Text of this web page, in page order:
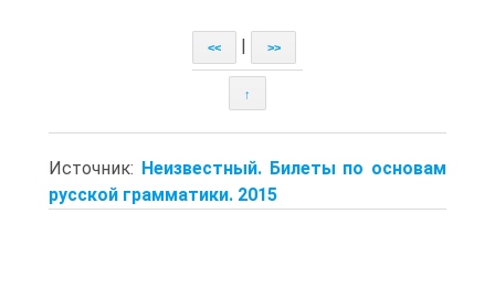
<< >>
↑
Источник: Неизвестный. Билеты по основам
русской грамматики. 2015